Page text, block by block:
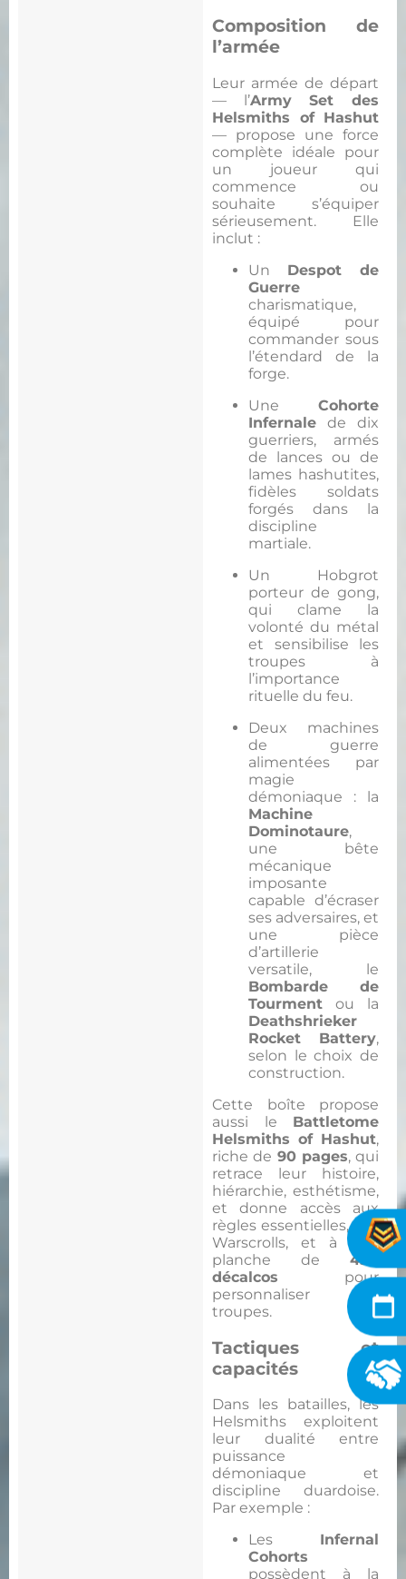
Composition de
l’armée
Leur armée de départ
— l’Army Set des
Helsmiths of Hashut
— propose une force
complète idéale pour
un joueur qui
commence ou
souhaite s’équiper
sérieusement. Elle
inclut :
Un Despot de
Guerre
charismatique,
équipé pour
commander sous
l’étendard de la
forge.
Une Cohorte
Infernale de dix
guerriers, armés
de lances ou de
lames hashutites,
fidèles soldats
forgés dans la
discipline
martiale.
Un Hobgrot
porteur de gong,
qui clame la
volonté du métal
et sensibilise les
troupes à
l’importance
rituelle du feu.
Deux machines
de guerre
alimentées par
magie
démoniaque : la
Machine
Dominotaure,
une bête
mécanique
imposante
capable d’écraser
ses adversaires, et
une pièce
d’artillerie
versatile, le
Bombarde de
Tourment ou la
Deathshrieker
Rocket Battery,
selon le choix de
construction.
Cette boîte propose
aussi le Battletome
Helsmiths of Hashut,
riche de 90 pages, qui
retrace leur histoire,
hiérarchie, esthétisme,
et donne accès aux
règles essentielles, aux
Warscrolls, et à une
planche de 450
décalcos pour
personnaliser vos
troupes.
Tactiques et
capacités
Dans les batailles, les
Helsmiths exploitent
leur dualité entre
puissance
démoniaque et
discipline duardoise.
Par exemple :
Les Infernal
Cohorts
possèdent à la